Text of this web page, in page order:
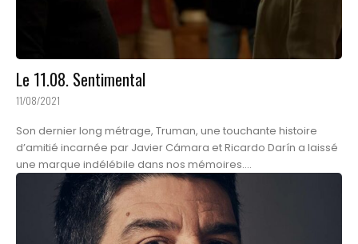
Le 11.08. Sentimental
11/08/2021
Son dernier long métrage, Truman, une touchante histoire
d’amitié incarnée par Javier Cámara et Ricardo Darín a laissé
une marque indélébile dans nos mémoires....